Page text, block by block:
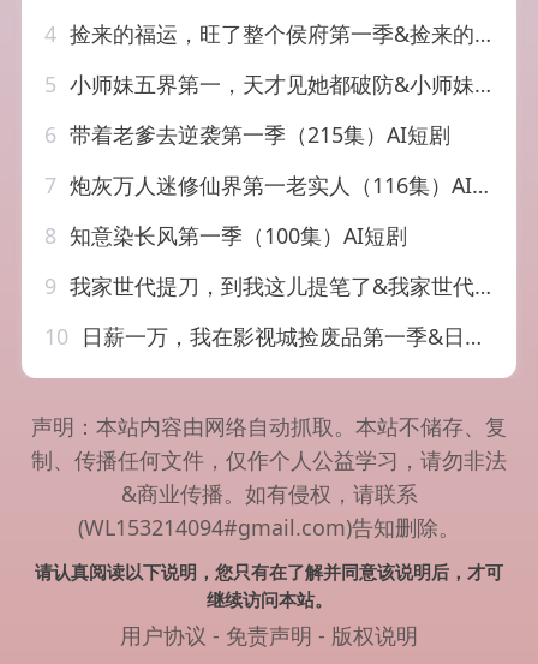
4 捡来的福运，旺了整个侯府第一季&捡来的福运旺了整个侯府第一季（129集）AI短剧
5 小师妹五界第一，天才见她都破防&小师妹五界第一天才见她都破防（51集）AI短剧
6 带着老爹去逆袭第一季（215集）AI短剧
7 炮灰万人迷修仙界第一老实人（116集）AI短剧
8 知意染长风第一季（100集）AI短剧
9 我家世代提刀，到我这儿提笔了&我家世代提刀到我这儿提笔了(第一季)（90集）AI短剧
10 日薪一万，我在影视城捡废品第一季&日薪一万我在影视城捡废品第一季（70集）AI短剧
声明：本站内容由网络自动抓取。本站不储存、复
制、传播任何文件，仅作个人公益学习，请勿非法
&商业传播。如有侵权，请联系
(WL153214094#gmail.com)告知删除。
请认真阅读以下说明，您只有在了解并同意该说明后，才可
继续访问本站。
用户协议 - 免责声明 - 版权说明